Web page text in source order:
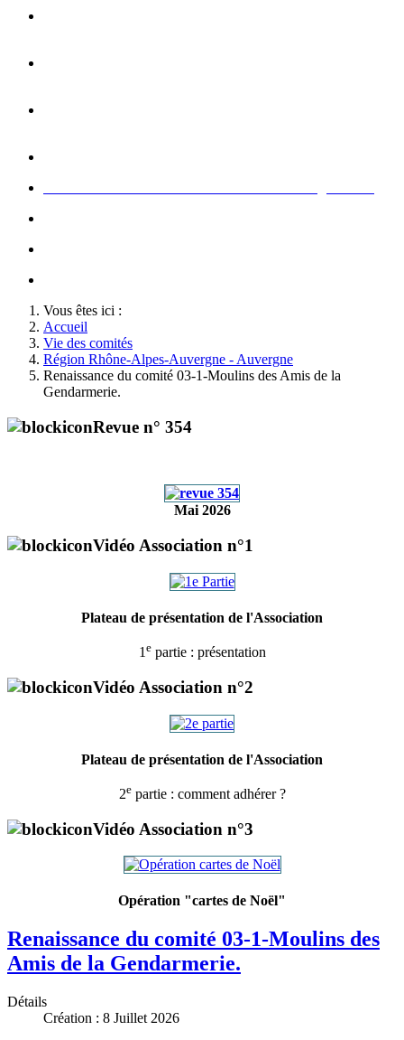
Vous êtes ici :
Accueil
Vie des comités
Région Rhône-Alpes-Auvergne - Auvergne
Renaissance du comité 03-1-Moulins des Amis de la
Gendarmerie.
Revue n° 354
Mai 2026
Vidéo Association n°1
Plateau de présentation de l'Association
1 epartie : présentation
Vidéo Association n°2
Plateau de présentation de l'Association
2epartie : comment adhérer ?
Vidéo Association n°3
Opération "cartes de Noël"
Renaissance du comité 03-1-Moulins des
Amis de la Gendarmerie.
Détails
Création : 8 Juillet 2026